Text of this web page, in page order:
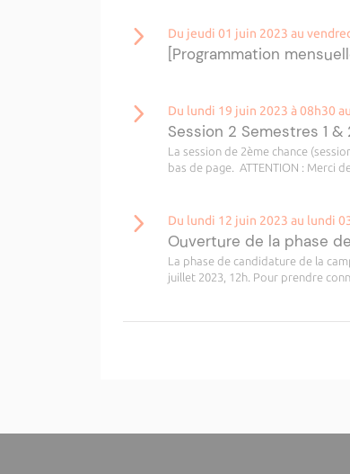
Du jeudi 01 juin 2023 au
[Programmation
Du lundi 19 juin 2023 à 08h30
Session 2 Semestres 1
La session de 2ème chance
bas de page. ATTENTION : Merci
Du lundi 12 juin 2023 au lundi
Ouverture de la phase
La phase de candidature de la
juillet 2023, 12h. Pour prendre